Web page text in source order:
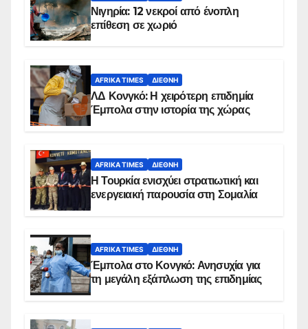
Νιγηρία: 12 νεκροί από ένοπλη
επίθεση σε χωριό
AFRIKA TIMES ΔΙΕΘΝΉ
ΛΔ Κονγκό: Η χειρότερη επιδημία
Έμπολα στην ιστορία της χώρας
AFRIKA TIMES ΔΙΕΘΝΉ
Η Τουρκία ενισχύει στρατιωτική και
ενεργειακή παρουσία στη Σομαλία
AFRIKA TIMES ΔΙΕΘΝΉ
Έμπολα στο Κονγκό: Ανησυχία για
τη μεγάλη εξάπλωση της επιδημίας